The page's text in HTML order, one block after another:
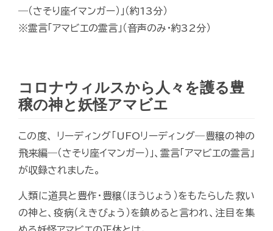
―（さそり座イマンガー）」（約13分）
※霊言「アマビエの霊言」（音声のみ・約32分）
コロナウィルスから人々を護る豊
穣の神と妖怪アマビエ
この度、 リーディング「UFOリーディング―豊穣の神の
飛来編―（さそり座イマンガー）」、霊言「アマビエの霊言」
が収録されました。
人類に道具と豊作・豊穣（ほうじょう）をもたらした救い
の神と、疫病（えきびょう）を鎮めると言われ、注目を集